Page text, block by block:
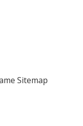
Sitemap